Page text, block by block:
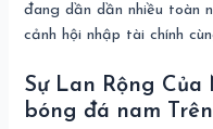
đang dần dần nhiều toàn
cảnh hội nhập tài chính
Sự Lan Rộng
bóng đá nam